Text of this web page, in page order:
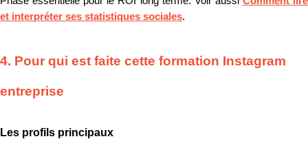
et interpréter ses statistiques sociales.
4. Pour qui est faite cette formation Instagram
entreprise
Les profils principaux